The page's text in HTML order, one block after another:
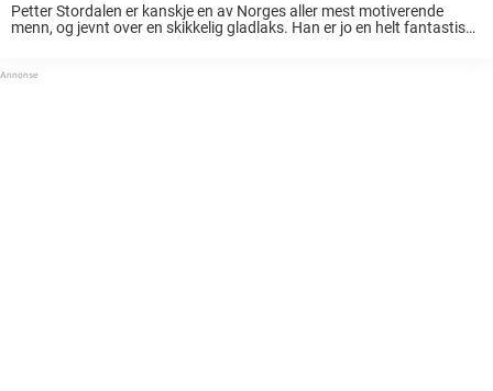
Petter Stordalen er kanskje en av Norges aller mest motiverende
menn, og jevnt over en skikkelig gladlaks. Han er jo en helt fantastisk